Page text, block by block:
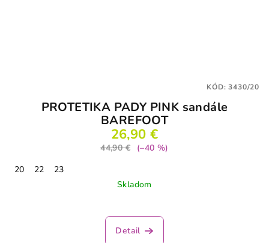
PROTETIKA PADY PINK sandále
BAREFOOT
26,90 €
44,90 €
(–40 %)
20
22
23
Skladom
hodnotenie
produktu
Detail
KÓD:3430/20